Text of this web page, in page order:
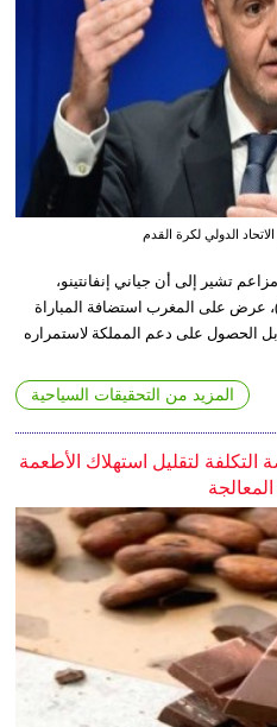
الدولي لكرة القدم
تشير إلى أن جياني إنفانتينو،
عرض على المغرب استضافة المباراة
لبطولة كأس العالم 2030، مقابل الحصول على دعم المملكة لاستمراره
المزيد من التحقيقات السياحية
التكلفة لتقليل استهلاك الأطعمة